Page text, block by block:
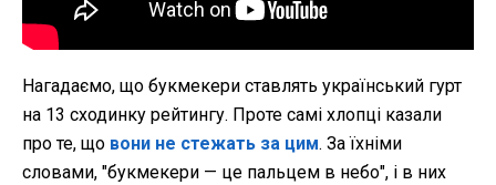
Нагадаємо, що букмекери ставлять український гурт
на 13 сходинку рейтингу. Проте самі хлопці казали
про те, що вони не стежать за цим. За їхніми
словами, "букмекери — це пальцем в небо", і в них